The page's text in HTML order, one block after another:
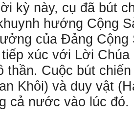
kỳ này, cụ đã bút
hướng Cộng
của Ðảng Cộng
xúc với Lời Chúa
thần. Cuộc bút
Khôi) và duy vật
cả nước vào lúc đó.